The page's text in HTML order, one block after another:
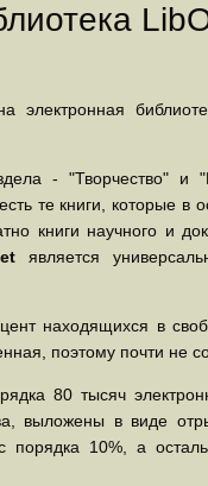
электронная
- "Творчество" и
те книги, которые
книги научного и
является
находящихся в
поэтому почти не
80 тысяч
выложены в виде
порядка 10%, а